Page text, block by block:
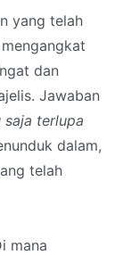
yang telah
dan
Jawaban
terlupa
dalam,
telah
mana